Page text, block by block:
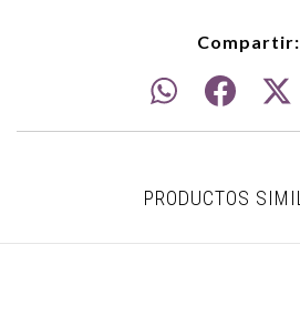
Compartir:
PRODUCTOS